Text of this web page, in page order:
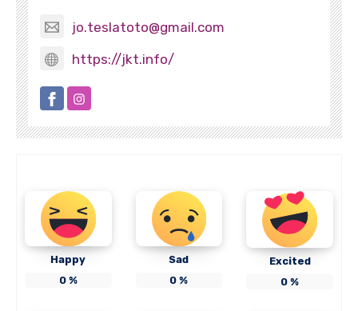
jo.teslatoto@gmail.com
https://jkt.info/
Happy
0%
Sad
0 %
Excited
0 %